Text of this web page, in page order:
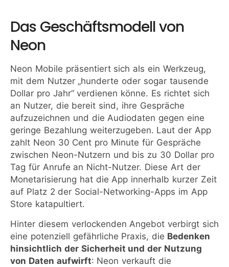
Das Geschäftsmodell von
Neon
Neon Mobile präsentiert sich als ein Werkzeug,
mit dem Nutzer „hunderte oder sogar tausende
Dollar pro Jahr“ verdienen könne. Es richtet sich
an Nutzer, die bereit sind, ihre Gespräche
aufzuzeichnen und die Audiodaten gegen eine
geringe Bezahlung weiterzugeben. Laut der App
zahlt Neon 30 Cent pro Minute für Gespräche
zwischen Neon-Nutzern und bis zu 30 Dollar pro
Tag für Anrufe an Nicht-Nutzer. Diese Art der
Monetarisierung hat die App innerhalb kurzer Zeit
auf Platz 2 der Social-Networking-Apps im App
Store katapultiert.
Hinter diesem verlockenden Angebot verbirgt sich
eine potenziell gefährliche Praxis, die Bedenken
hinsichtlich der Sicherheit und der Nutzung
von Daten aufwirft: Neon verkauft die